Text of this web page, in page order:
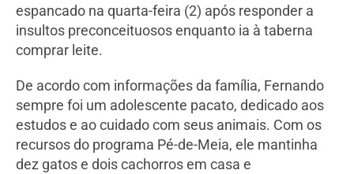
espancado na quarta-feira (2) após responder a
insultos preconceituosos enquanto ia à taberna
comprar leite.
De acordo com informações da família, Fernando
sempre foi um adolescente pacato, dedicado aos
estudos e ao cuidado com seus animais. Com os
recursos do programa Pé-de-Meia, ele mantinha
dez gatos e dois cachorros em casa e